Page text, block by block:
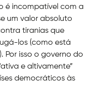
é incompatível com a
um valor absoluto
tiranias que
los (como está
Por isso o governo do
e altivamente”
democráticos às